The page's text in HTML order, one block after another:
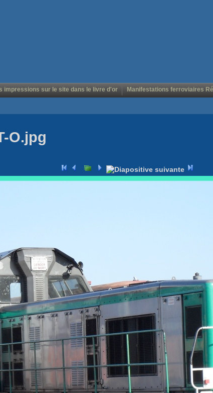
impressions sur le site dans le livre d'or Manifestations ferroviaires
O.jpg